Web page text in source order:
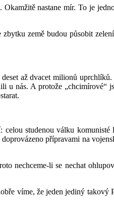
nastane mír. To je
země budou působit
až dvacet milionů
u nás. A protože „chcimírové“
studenou válku
přípravami na
nechceme-li se nechat
víme, že jeden jediný takový